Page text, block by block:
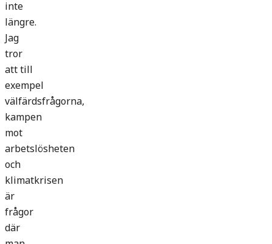
inte
längre.
Jag
tror
att till
exempel
välfärdsfrågorna,
kampen
mot
arbetslösheten
och
klimatkrisen
är
frågor
där